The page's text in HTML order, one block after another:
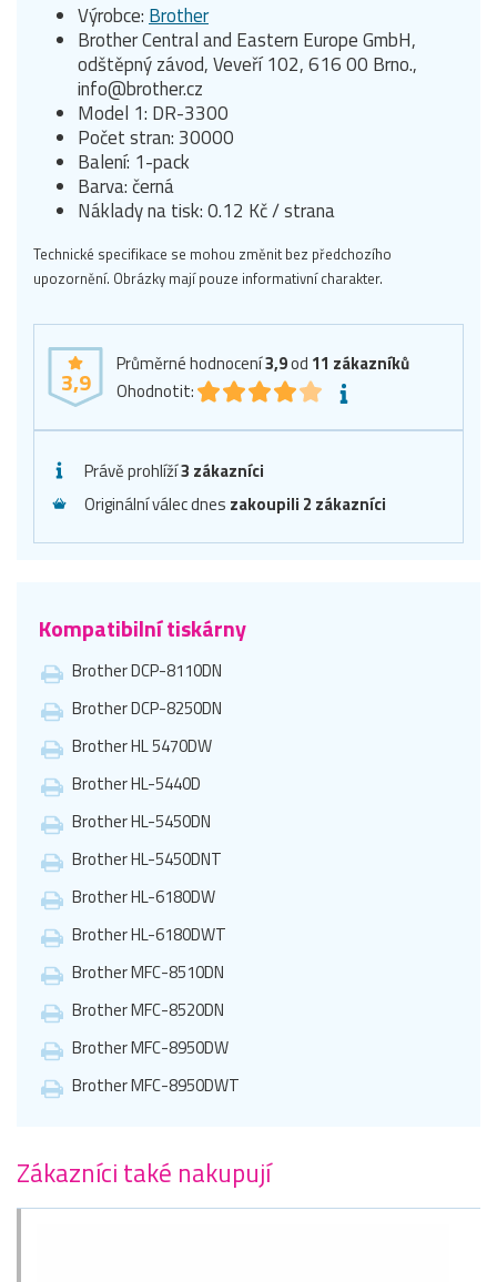
Výrobce:Brother
Brother Central and Eastern Europe GmbH,
odštěpný závod, Veveří 102, 616 00 Brno.,
info@brother.cz
Model 1: DR-3300
Počet stran: 30000
Balení: 1-pack
Barva: černá
Náklady na tisk: 0.12 Kč / strana
Technické specifikace se mohou změnit bez předchozího
upozornění. Obrázky mají pouze informativní charakter.
3,9
Průměrné hodnocení3,9od 11 zákazníků
Ohodnotit:
Právě prohlíží3 zákazníci
Originální válec dnes zakoupili 2 zákazníci
Kompatibilní tiskárny
Brother DCP-8110DN
Brother DCP-8250DN
Brother HL 5470DW
Brother HL-5440D
Brother HL-5450DN
Brother HL-5450DNT
Brother HL-6180DW
Brother HL-6180DWT
Brother MFC-8510DN
Brother MFC-8520DN
Brother MFC-8950DW
Brother MFC-8950DWT
Zákazníci také nakupují